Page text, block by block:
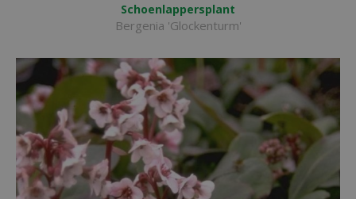
Schoenlappersplant
Bergenia 'Glockenturm'